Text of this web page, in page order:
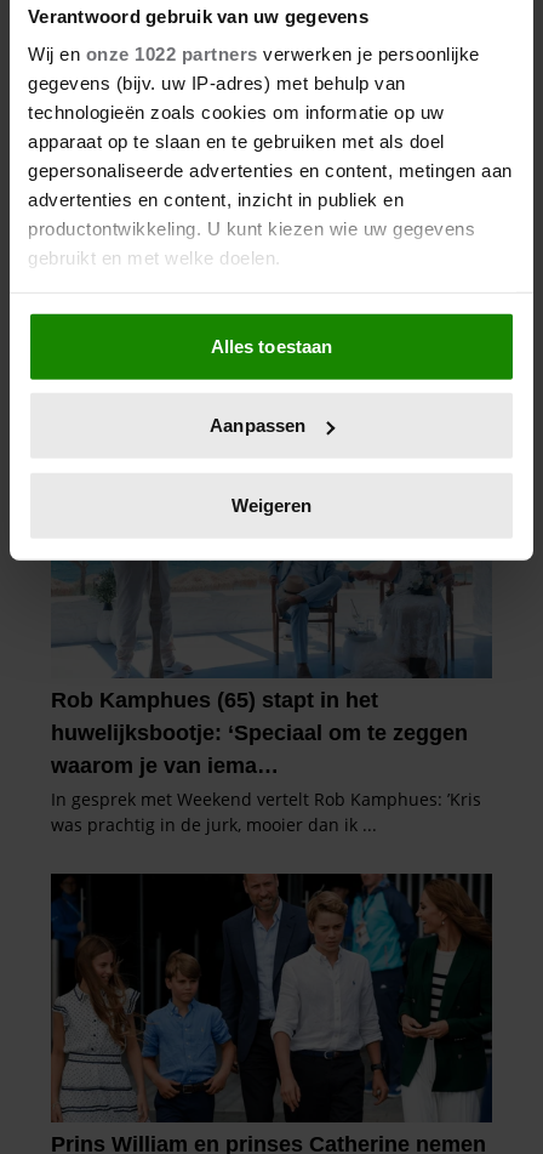
Verantwoord gebruik van uw gegevens
Wij en onze 1022 partners verwerken je persoonlijke
gegevens (bijv. uw IP-adres) met behulp van
technologieën zoals cookies om informatie op uw
apparaat op te slaan en te gebruiken met als doel
gepersonaliseerde advertenties en content, metingen aan
advertenties en content, inzicht in publiek en
productontwikkeling. U kunt kiezen wie uw gegevens
gebruikt en met welke doelen.
Als u het toestaat, willen we ook graag:
Informatie verzamelen over uw geografische
locatie, die tot een paar meter nauwkeurig kan zijn
scannen op specifieke eigenschappen (fingerprinting)
verwerkt en stel uw voorkeuren in het
intrekken in de Cookieverklaring.
We gebruiken cookies om content en advertenties te
personaliseren, om functies voor social media te bieden
en om ons websiteverkeer te analyseren. Ook delen we
informatie over uw gebruik van onze site met onze
partners voor social media, adverteren en analyse. Deze
partners kunnen deze gegevens combineren met andere
informatie die u aan ze heeft verstrekt of die ze hebben
verzameld op basis van uw gebruik van hun services. U
gebruiken.
Alles toestaan
Aanpassen
Weigeren